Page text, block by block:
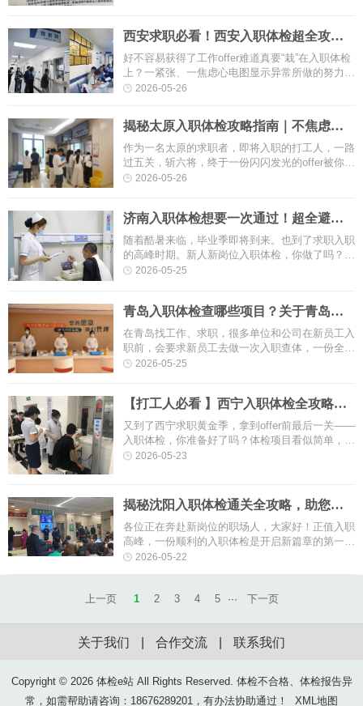
西安求职必看！西安入职体检超全攻
略，助你轻松通关！
好不容易获得了工作offer难道真要“栽”在入职体检
上？一紧张、一焦虑心电图显示异常所做的努力全
部白费。小编发现不少考公考编的同学笔面第一，
2026-05-26
揭秘太原入职体检攻略指南｜不焦虑、
不折腾、轻松拿报告
作为一名太原的求职者，即将入职的打工人，一路
过五关，斩六将，终于一份闪闪发光的offer被你收
入囊中！离进入到全新的职场生活已经完成了
2026-05-26
济南入职体检想要一次通过！超全避坑
指南，看完这篇少走弯路！
随着酷暑来临，毕业季即将到来。也到了求职入职
的高峰时期。新人新岗位入职体检，你做了吗？收
到一份满意的offer，并不意味着尘埃落定，只有通
2026-05-25
青岛入职体检查哪些项目？关于青岛入
职体检那些事，一篇读懂！
在青岛找工作、求职，很多单位和公司在新员工入
职前，会要求新员工去做一次入职查体，一份全面
的入职查体，不仅是企业对员工健康的关怀，更是
2026-05-25
【打工人必看 】西宁入职体检全攻略，
这份体检过关指南先收好！
又到了西宁求职黄金季，拿到offer前最后一关——
入职体检，你准备好了吗？体检项目看似简单，但
若忽略细节，可能影响入职进度！快收好这份超全
2026-05-23
揭秘沈阳入职体检通关全攻略，助您顺
利启航！
各位正在奔赴新岗位的职场人，大家好！正值入职
高峰，一份顺利的入职体检是开启新篇章的第一
步。为了帮助您高效、准确地完成体检，体检e站
2026-05-22
上一页 1 2 3 4 5 ··· 下一页
关于我们 合作交流 联系我们
Copyright © 2026 体检e站 All Rights Reserved. 体检不合格、体检报告异
常，如需帮助请咨询：18676289201，有办法协助通过！
XML地图